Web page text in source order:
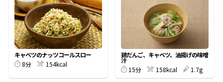
『踊り節』
鰹節屋の
だしパック
キャベツのナッツコールスロー
8分
154kcal
鶏だんご、キャベツ、油揚げの味噌
汁
15分
158kcal 1.7g